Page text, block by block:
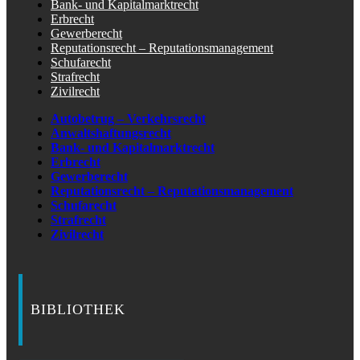
Bank- und Kapitalmarktrecht
Erbrecht
Gewerberecht
Reputationsrecht – Reputationsmanagement
Schufarecht
Strafrecht
Zivilrecht
Autobetrug – Verkehrsrecht
Anwaltshaftungsrecht
Bank- und Kapitalmarktrecht
Erbrecht
Gewerberecht
Reputationsrecht – Reputationsmanagement
Schufarecht
Strafrecht
Zivilrecht
BIBLIOTHEK